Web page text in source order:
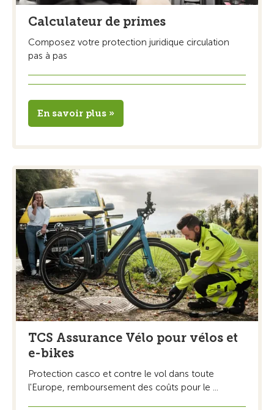
Calculateur de primes
Composez votre protection juridique circulation
pas à pas
En savoir plus »
TCS Assurance Vélo pour vélos et
e-bikes
Protection casco et contre le vol dans toute
l'Europe, remboursement des coûts pour le ...